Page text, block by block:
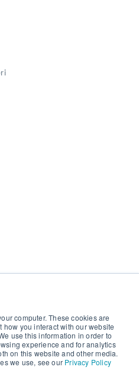
computer. These cookies are
you interact with our website
use this information in order to
experience and for analytics
on this website and other media.
we use, see our Privacy Policy